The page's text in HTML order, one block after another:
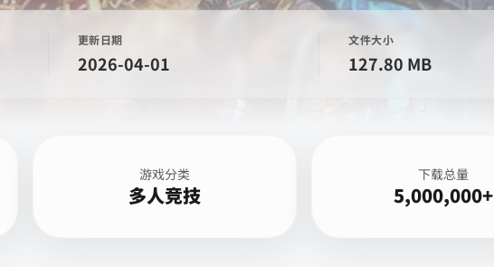
更新日期
2026-04-01
文件大小
127.80 MB
游戏分类
多人竞技
下载总量
5,000,000+